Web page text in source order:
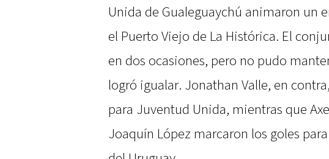
Unida de Gualeguaychú animaron un
el Puerto Viejo de La Histórica. El
en dos ocasiones, pero no pudo
logró igualar. Jonathan Valle, en
para Juventud Unida, mientras que
Joaquín López marcaron los goles